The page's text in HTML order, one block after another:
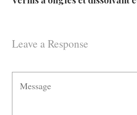
Leave a Response